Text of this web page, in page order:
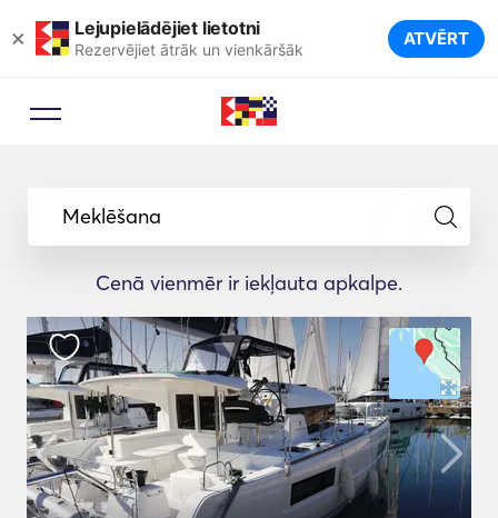
× Lejupielādējiet lietotni
Rezervējiet ātrāk un vienkāršāk ATVĒRT
Meklēšana
Cenā vienmēr ir iekļauta apkalpe.